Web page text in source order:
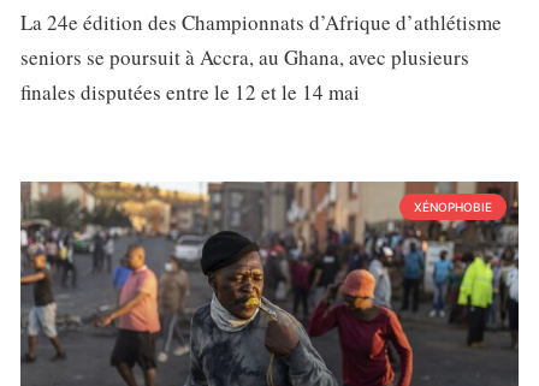
La 24e édition des Championnats d’Afrique d’athlétisme
seniors se poursuit à Accra, au Ghana, avec plusieurs
finales disputées entre le 12 et le 14 mai
XÉNOPHOBIE